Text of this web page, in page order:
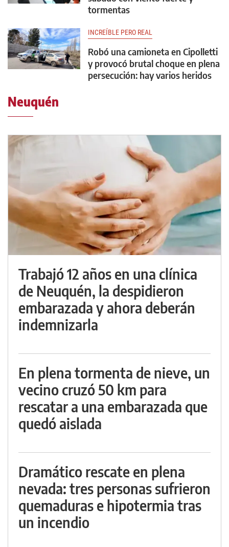
tormentas
INCREÍBLE PERO REAL
Robó una camioneta en Cipolletti
y provocó brutal choque en plena
persecución: hay varios heridos
Neuquén
Trabajó 12 años en una clínica
de Neuquén, la despidieron
embarazada y ahora deberán
indemnizarla
En plena tormenta de nieve, un
vecino cruzó 50 km para
rescatar a una embarazada que
quedó aislada
Dramático rescate en plena
nevada: tres personas sufrieron
quemaduras e hipotermia tras
un incendio